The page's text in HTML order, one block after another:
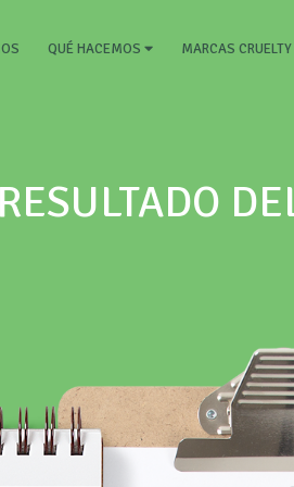
(CURRENT)
QUÉ HACEMOS MARCAS CRUELTY
RESULTADO